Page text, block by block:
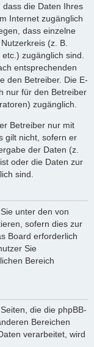
die Daten Ihres
Internet zugänglich
dass einzelne
(z. B.
zugänglich sind.
entsprechenden
den Betreiber. Die E-
nur für den Betreiber
zugänglich.
Betreiber nur mit
gilt nicht, sofern er
der Daten (z.
oder die Daten zur
sind.
unter den von
sofern dies zur
Board erforderlich
Sie
Bereich
die die phpBB-
Bereichen
verarbeitet, wird